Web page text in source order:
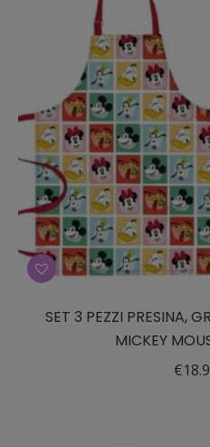
SET 3 PEZZI PRESINA,
MICKEY
€